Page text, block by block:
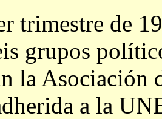
trimestre de
grupos
la Asociación
a la